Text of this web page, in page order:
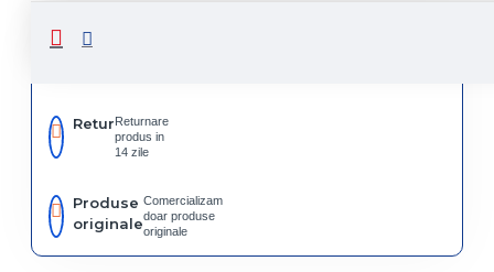
Livrare
rapida
ReturReturnare
produs in
14 zile
Produse
originale
Comercializam
doar produse
originale